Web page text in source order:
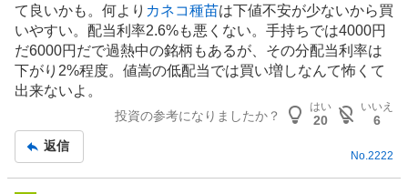
て良いかも。何より カネコ種苗は下値不安が少ないから買
いやすい。配当利率2.6%も悪くない。手持ちでは4000円
だ6000円だで過熱中の銘柄もあるが、その分配当利率は
下がり2%程度。値嵩の低配当では買い増しなんて怖くて
出来ないよ。
投資の参考になりましたか？
はい
20
いいえ
6
返信
No. 2222